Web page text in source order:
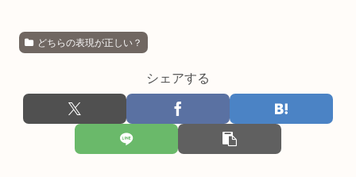
どちらの表現が正しい？
シェアする